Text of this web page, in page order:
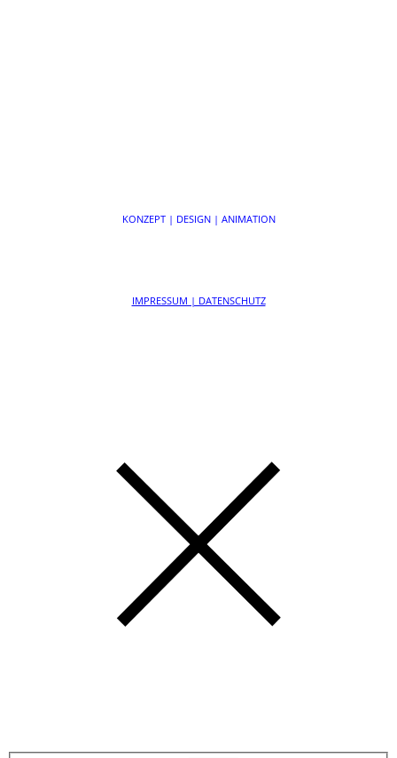
KONZEPT | DESIGN | ANIMATION
IMPRESSUM | DATENSCHUTZ